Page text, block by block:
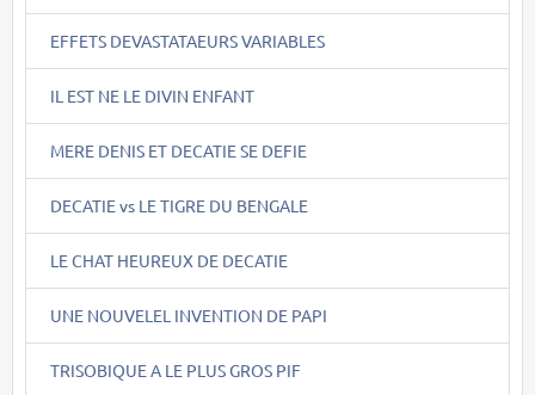
EFFETS DEVASTATAEURS VARIABLES
IL EST NE LE DIVIN ENFANT
MERE DENIS ET DECATIE SE DEFIE
DECATIE vs LE TIGRE DU BENGALE
LE CHAT HEUREUX DE DECATIE
UNE NOUVELEL INVENTION DE PAPI
TRISOBIQUE A LE PLUS GROS PIF